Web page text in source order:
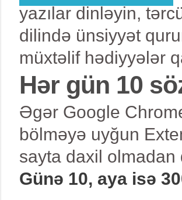
yazılar dinləyin,
dilində ünsiyyət
müxtəlif hədiyyələr
Hər gün 10
Əgər Google
bölməyə uyğun
sayta daxil
Günə 10, aya isə